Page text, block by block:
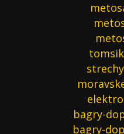
bagry-
bagry-